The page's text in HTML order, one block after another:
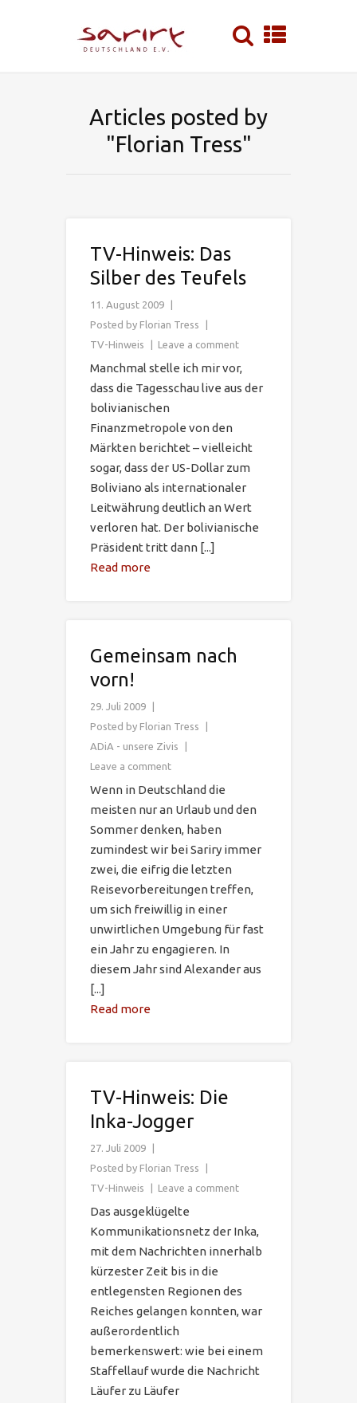
Articles posted by
"Florian Tress"
TV-Hinweis: Das
Silber des Teufels
11. August 2009
Posted by Florian Tress
TV-Hinweis
Leave a comment
Manchmal stelle ich mir vor,
dass die Tagesschau live aus der
bolivianischen
Finanzmetropole von den
Märkten berichtet – vielleicht
sogar, dass der US-Dollar zum
Boliviano als internationaler
Leitwährung deutlich an Wert
verloren hat. Der bolivianische
Präsident tritt dann [...]
Read more
Gemeinsam nach
vorn!
29. Juli 2009
Posted by Florian Tress
ADiA - unsere Zivis
Leave a comment
Wenn in Deutschland die
meisten nur an Urlaub und den
Sommer denken, haben
zumindest wir bei Sariry immer
zwei, die eifrig die letzten
Reisevorbereitungen treffen,
um sich freiwillig in einer
unwirtlichen Umgebung für fast
ein Jahr zu engagieren. In
diesem Jahr sind Alexander aus
[...]
Read more
TV-Hinweis: Die
Inka-Jogger
27. Juli 2009
Posted by Florian Tress
TV-Hinweis
Leave a comment
Das ausgeklügelte
Kommunikationsnetz der Inka,
mit dem Nachrichten innerhalb
kürzester Zeit bis in die
entlegensten Regionen des
Reiches gelangen konnten, war
außerordentlich
bemerkenswert: wie bei einem
Staffellauf wurde die Nachricht
Läufer zu Läufer